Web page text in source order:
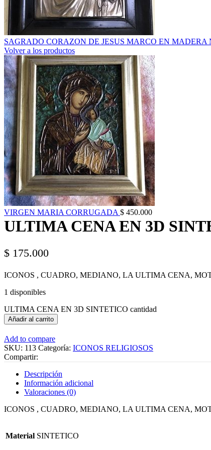
SAGRADO CORAZON DE JESUS MARCO EN MADERA
Volver a los productos
VIRGEN MARIA CORRUGADA $ 450.000
ULTIMA CENA EN 3D
$ 175.000
ICONOS , CUADRO, MEDIANO, LA ULTIMA CENA,
1 disponibles
ULTIMA CENA EN 3D SINTETICO cantidad
Añadir al carrito
Add to compare
SKU: 113 Categoría: ICONOS RELIGIOSOS
Compartir:
Descripción
Información adicional
Valoraciones (0)
ICONOS , CUADRO, MEDIANO, LA ULTIMA CENA,
Material SINTETICO